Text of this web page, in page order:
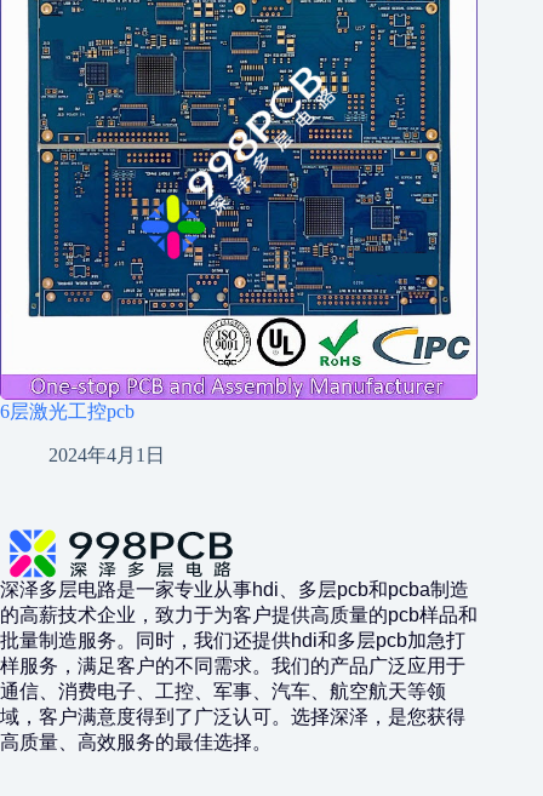
6层激光工控pcb
2024年4月1日
深泽多层电路是一家专业从事hdi、多层pcb和pcba制造
的高薪技术企业，致力于为客户提供高质量的pcb样品和
批量制造服务。同时，我们还提供hdi和多层pcb加急打
样服务，满足客户的不同需求。我们的产品广泛应用于
通信、消费电子、工控、军事、汽车、航空航天等领
域，客户满意度得到了广泛认可。选择深泽，是您获得
高质量、高效服务的最佳选择。